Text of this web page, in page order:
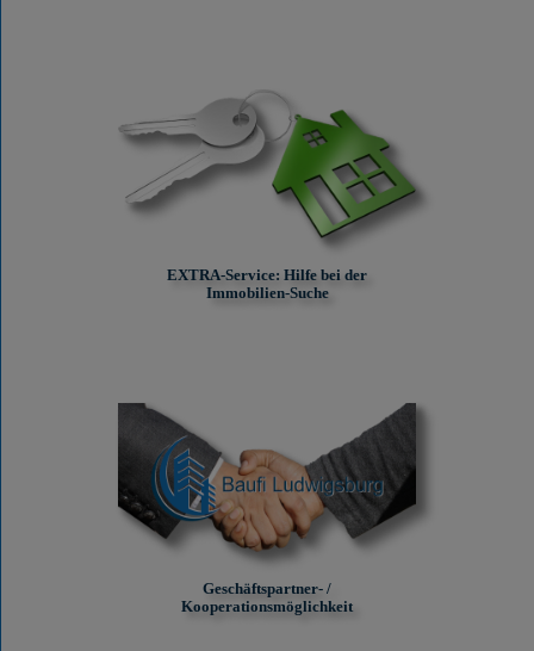
EXTRA-Service: Hilfe bei der
Immobilien-Suche
Geschäftspartner- /
Kooperationsmöglichkeit